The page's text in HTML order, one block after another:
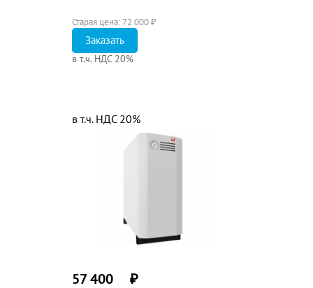
Старая цена: 72 000₽
в т.ч. НДС 20%
Заказать
57 400 ₽
в т.ч. НДС 20%